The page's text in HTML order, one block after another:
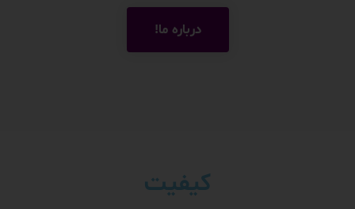
درباره ما!
کیفیت